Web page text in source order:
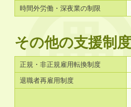
時間外労働・深夜業の制限
その他の支援制度
正規・非正規雇用転換制度
退職者再雇用制度